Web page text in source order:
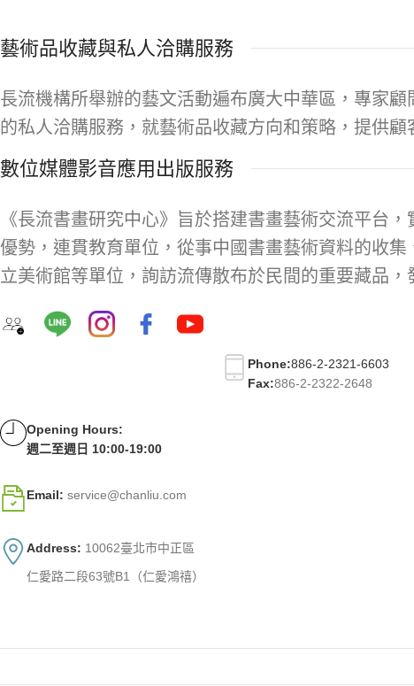
藝術品收藏與私人洽購服務
長流機構所舉辦的藝文活動遍布廣大中華區，專家
的私人洽購服務，就藝術品收藏方向和策略，提供
數位媒體影音應用出版服務
《長流書畫研究中心》旨於搭建書畫藝術交流平台
優勢，連貫教育單位，從事中國書畫藝術資料的收
立美術館等單位，詢訪流傳散布於民間的重要藏品
Phone:886-2-2321-6603
Fax:886-2-2322-2648
Opening Hours:
週二至週日 10:00-19:00
Email: service@chanliu.com
Address: 10062臺北市中正區
仁愛路二段63號B1（仁愛鴻禧）